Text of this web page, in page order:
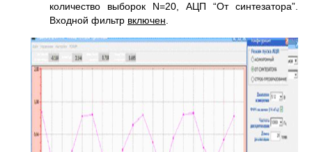
количество выборок N=20, АЦП “От синтезатора”.
Входной фильтр включен